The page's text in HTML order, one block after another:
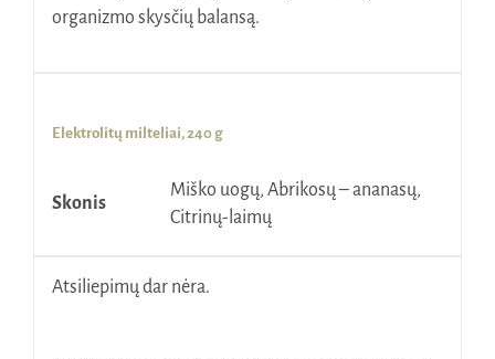
organizmo skysčių balansą.
Elektrolitų milteliai, 240 g
Skonis
Miško uogų, Abrikosų – ananasų,
Citrinų-laimų
Atsiliepimų dar nėra.